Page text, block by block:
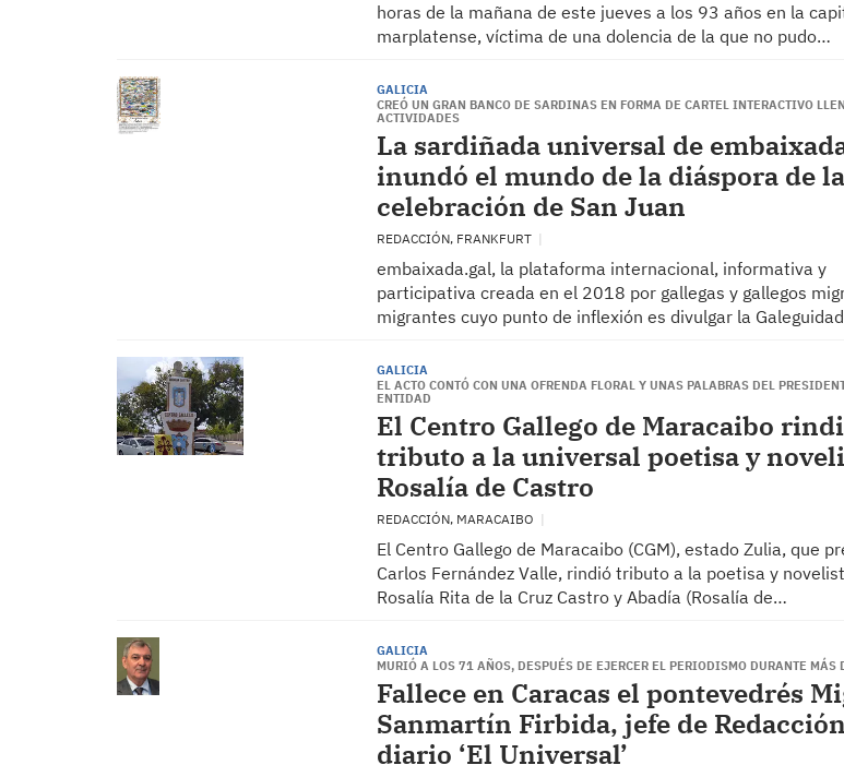
horas de la mañana de este jueves a los 93 años en la
marplatense, víctima de una dolencia de la que no pudo…
GALICIA
CREÓ UN GRAN BANCO DE SARDINAS EN FORMA DE CARTEL INTERACTIVO
ACTIVIDADES
La sardiñada universal de
inundó el mundo de la diáspora de la
celebración de San Juan
REDACCIÓN, FRANKFURT
embaixada.gal, la plataforma internacional, informativa y
participativa creada en el 2018 por gallegas y gallegos
migrantes cuyo punto de inflexión es divulgar la
GALICIA
EL ACTO CONTÓ CON UNA OFRENDA FLORAL Y UNAS PALABRAS DEL
ENTIDAD
El Centro Gallego de Maracaibo
tributo a la universal poetisa y
Rosalía de Castro
REDACCIÓN, MARACAIBO
El Centro Gallego de Maracaibo (CGM), estado Zulia, que
Carlos Fernández Valle, rindió tributo a la poetisa y
Rosalía Rita de la Cruz Castro y Abadía (Rosalía de…
GALICIA
MURIÓ A LOS 71 AÑOS, DESPUÉS DE EJERCER EL PERIODISMO DURANTE MÁS
Fallece en Caracas el pontevedrés
Sanmartín Firbida, jefe de
diario ‘El Universal’